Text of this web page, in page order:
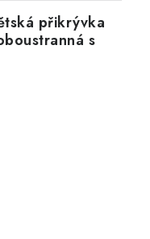
přikrývka
s